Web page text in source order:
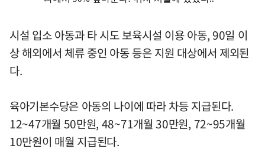
시설 입소 아동과 타 시도 보육시설 이용 아동, 90일 이
상 해외에서 체류 중인 아동 등은 지원 대상에서 제외된
다.
육아기본수당은 아동의 나이에 따라 차등 지급된다.
12~47개월 50만원, 48~71개월 30만원, 72~95개월
10만원이 매월 지급된다.